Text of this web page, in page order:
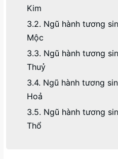
Kim
3.2. Ngũ hành tương
Mộc
3.3. Ngũ hành tương
Thuỷ
3.4. Ngũ hành tương
Hoả
3.5. Ngũ hành tương
Thổ